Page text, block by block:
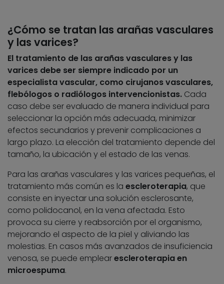
¿Cómo se tratan las arañas vasculares
y las varices?
El tratamiento de las arañas vasculares y las
varices debe ser siempre indicado por un
especialista vascular, como cirujanos vasculares,
flebólogos o radiólogos intervencionistas. Cada
caso debe ser evaluado de manera individual para
seleccionar la opción más adecuada, minimizar
efectos secundarios y prevenir complicaciones a
largo plazo. La elección del tratamiento depende del
tamaño, la ubicación y el estado de las venas.
Para las arañas vasculares y las varices pequeñas, el
tratamiento más común es la escleroterapia, que
consiste en inyectar una solución esclerosante,
como polidocanol, en la vena afectada. Esto
provoca su cierre y reabsorción por el organismo,
mejorando el aspecto de la piel y aliviando las
molestias. En casos más avanzados de insuficiencia
venosa, se puede emplearescleroterapia en
microespuma.